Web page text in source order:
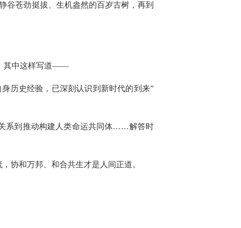
谷苍劲挺拔、生机盎然的百岁古树，再到
其中这样写道——
历史经验，已深刻认识到新时代的到来”
系到推动构建人类命运共同体……解答时
协和万邦、和合共生才是人间正道。